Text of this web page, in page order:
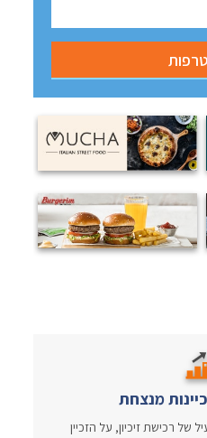
של רכישת זיכיון, על הזכיין